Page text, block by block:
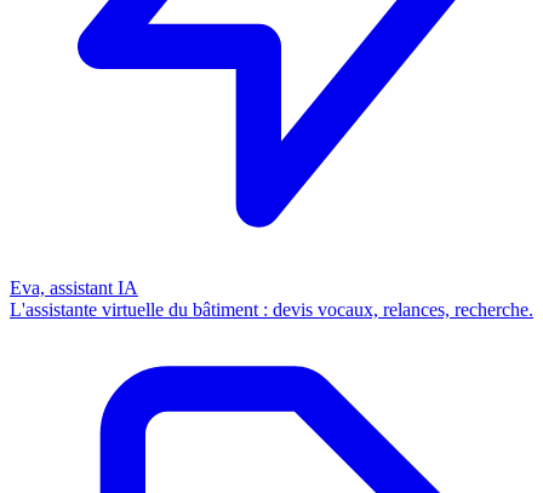
Eva, assistant IA
L'assistante virtuelle du bâtiment : devis vocaux, relances, recherche.